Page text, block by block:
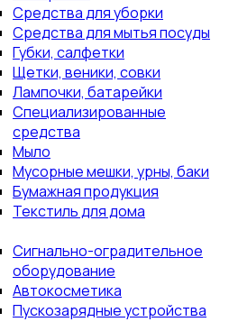
Средства для уборки
Средства для мытья посуды
Губки, салфетки
Щетки, веники, совки
Лампочки, батарейки
Специализированные
средства
Мыло
Мусорные мешки, урны, баки
Бумажная продукция
Текстиль для дома
Сигнально-оградительное
оборудование
Автокосметика
Пускозарядные устройства